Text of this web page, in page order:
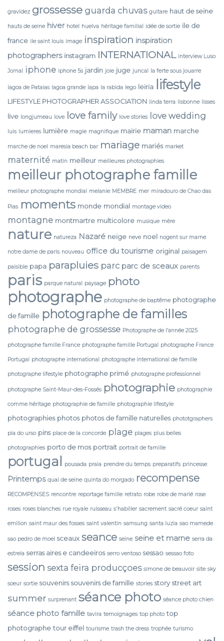
gravidez grossesse guarda chuvas guitare haut de seine
hauts de seine hiver hotel huelva héritage familial idée de sortie ile de
france ile saint louis image inspiration inspiration
photographers instagram INTERNATIONAL interview Luso
Jornal iphone iphone 5s jardin joie juge juncal la ferte sous jouarre
lagoa de Pataias lagoa grande lapa la rabida lego leiria lifestyle
LIFESTYLE PHOTOGRAPHER ASSOCIATION linda terra lisbonne lisses
live longjumeau love love family love stories love wedding
luis lumieres lumière magie magnifique mairie maman marche
marche de noel maresia beach bar mariage mariés market
maternité matin meilleur meilleures photographies
meilleur photographe famille
meilleur photographe mondial melanie MEMBRE mer miradouro de Chao das
Pias moments monde mondial montage video
montagne montmartre multicolore musique mère
nature natureza Nazaré neige neve noel nogent sur marne
notre dame de paris nouveau office du tourisme original paisagem
paisible papa parapluies parc parc de sceaux parents
paris parque natural paysage photo
photographe photographe de baptême photographe
de famille photographe de familles
photographe de grossesse Photographe de l’année 2025
photographe famille France photographe famille Portugal photographe France
Portugal photographe international photographe international de famille
photographe lifestyle photographe primé photographe professionnel
photographe Saint-Maur-des-Fossés photographie photographie
comme héritage photographie de famille photographie lifestyle
photographies photos photos de famille naturelles phototgraphers
pia do urso pins place de la concorde plage plages plus belles
photographies porto de mos portrait portrait de famille
portugal pousada praia prendre du temps preparatifs princesse
Printemps quai de seine quinta do morgado recompense
RECOMPENSES rencontre reportage famille retrato robe robe de marié rose
roses roses blanches rue royale ruisseau s'habiller sacrement sacré coeur saint
emilion saint maur des fosses saint valentin samsung santa luzia sao mamede
sao pedro de moel sceaux seance seine seine et marne serra da
estrela serras aires e candeeiros serro ventoso sessao sessao foto
session sexta feira producçoes simone de beauvoir site sky
soeur sortie souvenirs souvenirs de famille stories story street art
summer surprenant séance photo séance photo chien
séance photo famille tavira temoignages top photo top
photographe tour eiffel tourisme trash the dress trophée turismo